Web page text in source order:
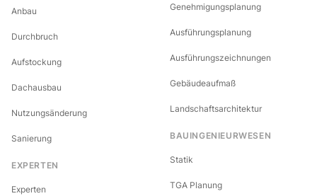
Anbau
Durchbruch
Aufstockung
Dachausbau
Nutzungsänderung
Sanierung
EXPERTEN
Experten
Genehmigungsplanung
Ausführungsplanung
Ausführungszeichnungen
Gebäudeaufmaß
Landschaftsarchitektur
BAUINGENIEURWESEN
Statik
TGA Planung